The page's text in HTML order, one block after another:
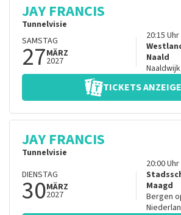
JAY FRANCIS
Tunnelvisie
SAMSTAG
27MÄRZ
2027
20:15 Uhr
Naald
Naaldwijk
TICKETS
JAY FRANCIS
Tunnelvisie
DIENSTAG
30MÄRZ
2027
20:00Uhr
Maagd
Bergen